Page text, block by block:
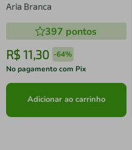
Aria Branca
397 pontos
R$ 11,30 -64%
No pagamento com Pix
Adicionar ao carrinho